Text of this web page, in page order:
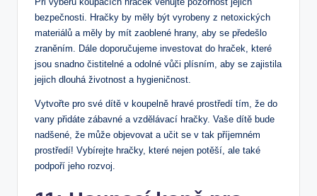
bezpečnosti. Hračky by měly být vyrobeny z netoxických
materiálů a měly by ⁣mít ⁢zaoblené ⁣hrany, aby se předešlo
zraněním. ‍Dále doporučujeme ​investovat do hraček, které
jsou snadno čistitelné a odolné vůči plísním, aby se zajistila
jejich dlouhá ​životnost a hygieničnost.
Vytvořte pro své dítě v koupelně hravé prostředí tím, že do
vany přidáte zábavné a⁢ vzdělávací‍ hračky. Vaše dítě bude
nadšené, že může objevovat a učit se v tak ⁢příjemném
prostředí! Vybírejte hračky, které⁣ nejen potěší, ale také
podpoří jeho rozvoj.